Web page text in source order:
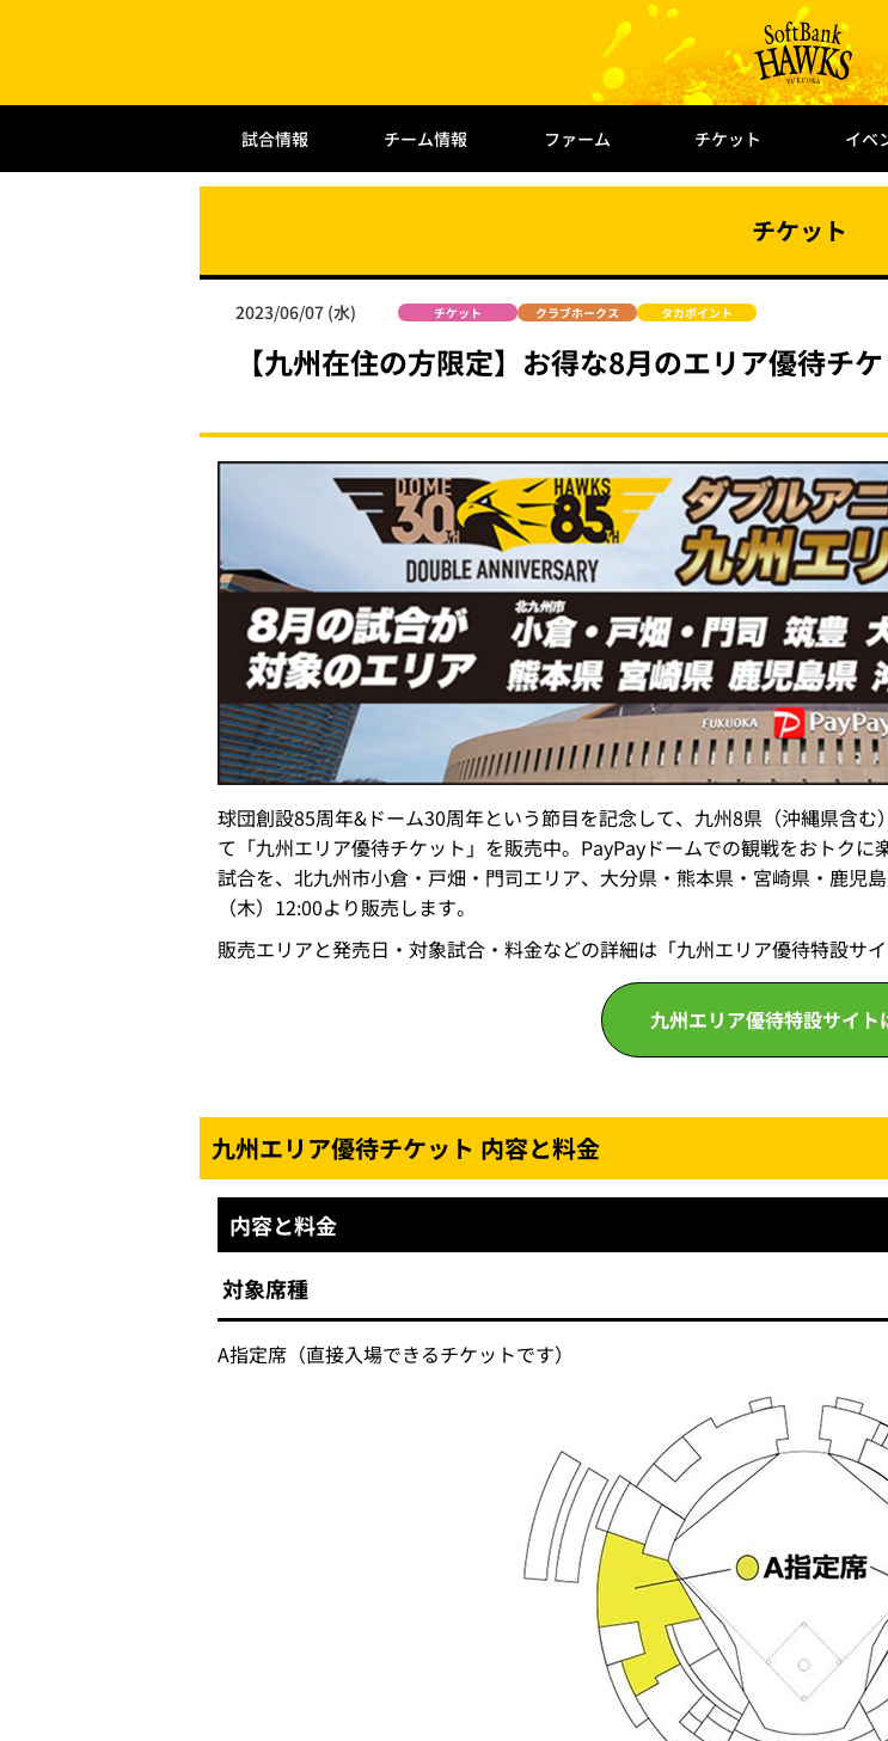
試合情報 チーム情報 ファーム チケット イベ
チケット
2023/06/07 (水) チケット クラブホークス タカポイント
【九州在住の方限定】お得な8月のエリア優待チケ
球団創設85周年&ドーム30周年という節目を記念して、九州8県（沖縄県含
て「九州エリア優待チケット」を販売中。PayPayドームでの観戦をおトク
試合を、北九州市小倉・戸畑・門司エリア、大分県・熊本県・宮崎県・鹿児
（木）12:00より販売します。
販売エリアと発売日・対象試合・料金などの詳細は「九州エリア優待特設サイ
九州エリア優待特設サイト
九州エリア優待チケット 内容と料金
内容と料金
対象席種
A指定席（直接入場できるチケットです）